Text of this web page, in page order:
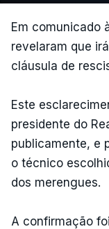
Em comunicado
revelaram que
cláusula de
Este
presidente do
publicamente, e
o técnico
dos merengues.
A confirmação